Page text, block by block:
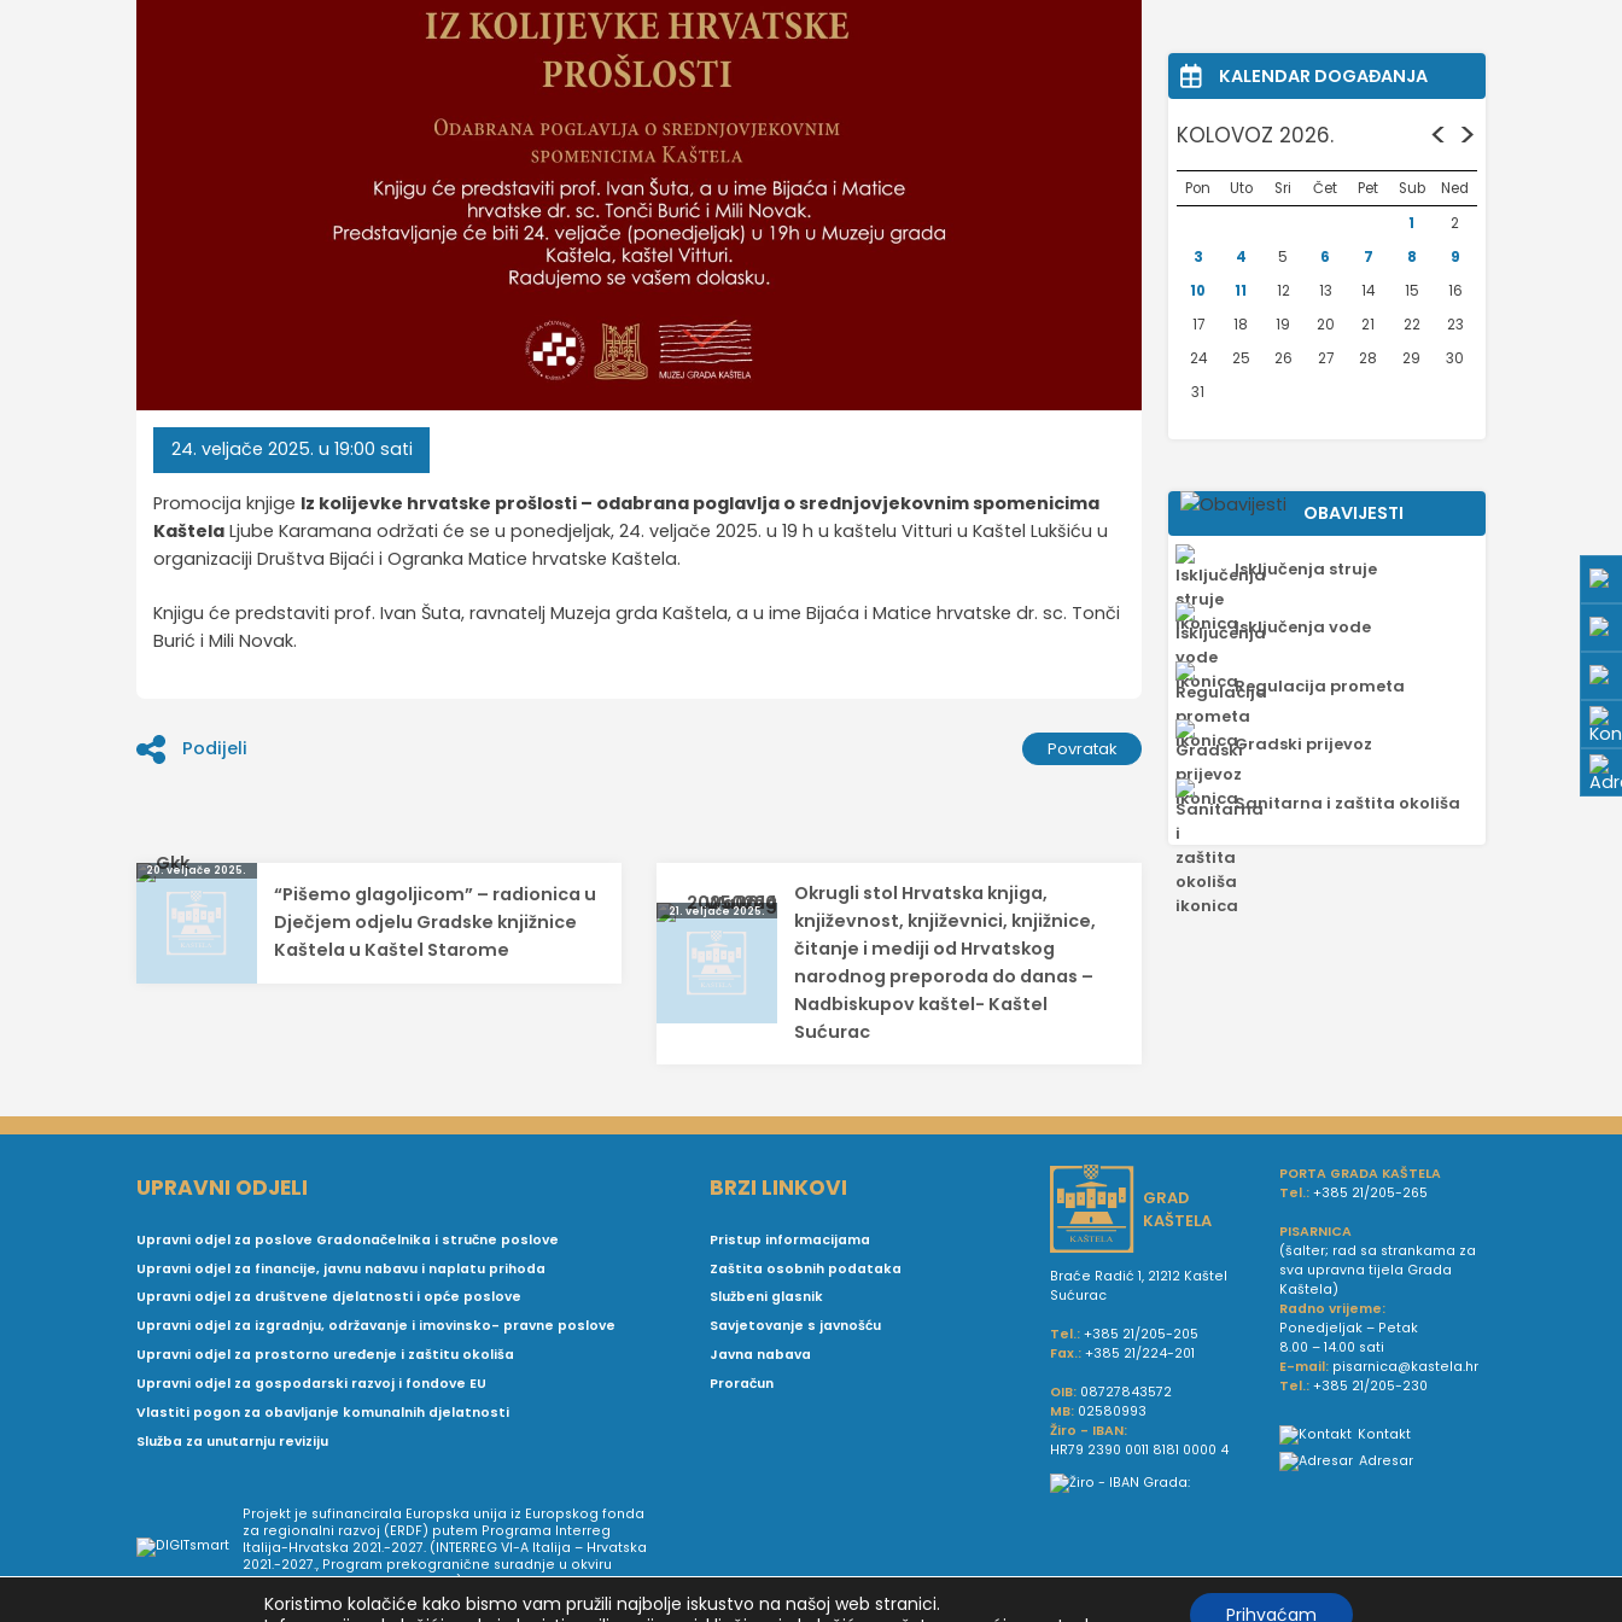
24. veljače 2025. u 19:00 sati
Promocija knjige Iz kolijevke hrvatske prošlosti – odabrana poglavlja o srednjovjekovnim spomenicima
Kaštela Ljube Karamana održati će se u ponedjeljak, 24. veljače 2025. u 19 h u kaštelu Vitturi u Kaštel Lukšiću u
organizaciji Društva Bijaći i Ogranka Matice hrvatske Kaštela.
Knjigu će predstaviti prof. Ivan Šuta, ravnatelj Muzeja grda Kaštela, a u ime Bijaća i Matice hrvatske dr. sc. Tonči
Burić i Mili Novak.
Podijeli Povratak
KALENDAR DOGAĐANJA
KOLOVOZ 2026. < >
Pon Uto Sri Čet Pet Sub
Ned
1
2
3
4 5 6 7 8
9
10
11 12 13 14 15
16
17
18 19 20 21 22
23
24
25 26 27 28 29
30
31
OBAVIJESTI
Isključenja struje
Isključenja vode
Regulacija prometa
Gradski prijevoz
Sanitarna i zaštita okoliša
Navigacija
objava
20. veljače 2025.
“Pišemo glagoljicom” – radionica u
Dječjem odjelu Gradske knjižnice
Kaštela u Kaštel Starome
21. veljače 2025.
Okrugli stol Hrvatska knjiga,
književnost, književnici, knjižnice,
čitanje i mediji od Hrvatskog
narodnog preporoda do danas –
Nadbiskupov kaštel- Kaštel
Sućurac
UPRAVNI ODJELI
Upravni odjel za poslove Gradonačelnika i stručne poslove
Upravni odjel za financije, javnu nabavu i naplatu prihoda
Upravni odjel za društvene djelatnosti i opće poslove
Upravni odjel za izgradnju, održavanje i imovinsko- pravne poslove
Upravni odjel za prostorno uređenje i zaštitu okoliša
Upravni odjel za gospodarski razvoj i fondove EU
Vlastiti pogon za obavljanje komunalnih djelatnosti
Služba za unutarnju reviziju
BRZI LINKOVI
Pristup informacijama
Zaštita osobnih podataka
Službeni glasnik
Savjetovanje s javnošću
Javna nabava
Proračun
GRAD
KAŠTELA
Braće Radić 1, 21212 Kaštel
Sućurac
Tel.: +385 21/205-205
Fax.: +385 21/224-201
OIB: 08727843572
MB: 02580993
Žiro - IBAN:
HR79 2390 0011 8181 0000 4
PORTA GRADA KAŠTELA
Tel.: +385 21/205-265
PISARNICA
(šalter; rad sa strankama za
sva upravna tijela Grada
Kaštela)
Radno vrijeme:
Ponedjeljak – Petak
8.00 – 14.00 sati
E-mail: pisarnica@kastela.hr
Tel.: +385 21/205-230
Kontakt
Adresar
Projekt je sufinancirala Europska unija iz Europskog fonda
za regionalni razvoj (ERDF) putem Programa Interreg
Italija-Hrvatska 2021.-2027. (INTERREG VI-A Italija – Hrvatska
2021.-2027., Program prekogranične suradnje u okviru
Europske teritorijalne suradnje).
Koristimo kolačiće kako bismo vam pružili najbolje iskustvo na našoj web stranici.
Prihvaćam